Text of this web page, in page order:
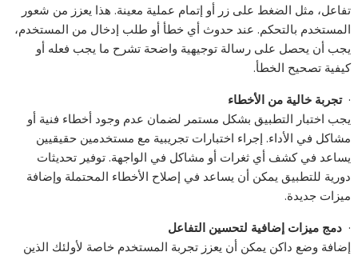
تفاعل، مثل الضغط على زر أو إتمام عملية معينة. هذا يعزز من شعور
المستخدم بالتحكم. عند حدوث أي خطأ أو طلب إدخال من المستخدم،
يجب أن يحصل على رسالة توجيهية واضحة تشرح ما يجب فعله أو
كيفية تصحيح الخطأ.
·تجربة خالية من الأخطاء
يجب اختبار التطبيق بشكل مستمر لضمان عدم وجود أخطاء فنية أو
مشاكل في الأداء. إجراء اختبارات تجريبية مع مستخدمين حقيقيين
يساعد في كشف أي ثغرات أو مشاكل في الواجهة. توفير تحديثات
دورية للتطبيق يمكن أن يساعد في إصلاح الأخطاء المحتملة وإضافة
ميزات جديدة.
·دمج ميزات إضافية لتحسين التفاعل
إضافة وضع داكن يمكن أن يعزز تجربة المستخدم خاصة لأولئك الذين